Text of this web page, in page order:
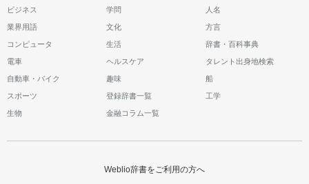
ビジネス 学問 人名
業界用語 文化 方言
コンピュータ 生活 辞書・百科事典
電車 ヘルスケア タレント出身地検索
自動車・バイク 趣味 船
スポーツ 登録辞書一覧 工学
生物 金融コラム一覧
Weblio辞書をご利用の方へ